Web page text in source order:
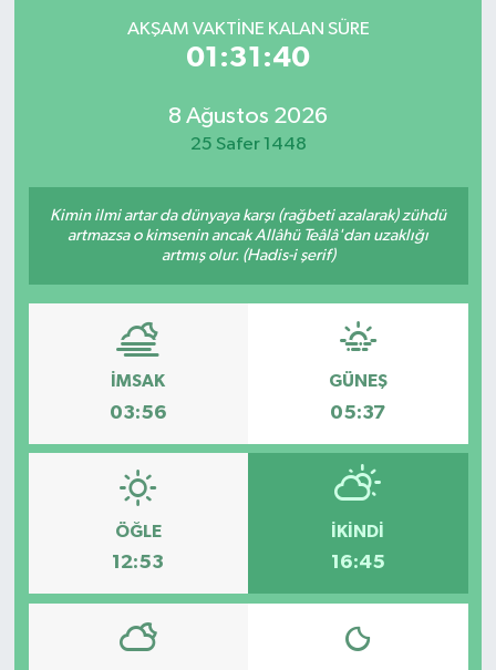
AKŞAM VAKTINE KALAN SÜRE
01:31:40
8 Ağustos 2026
25 Safer 1448
Kimin ilmi artar da dünyaya karşı (rağbeti azalarak) zühdü
artmazsa o kimsenin ancak Allâhü Teâlâ'dan uzaklığı
artmış olur. (Hadis-i şerif)
İMSAK
03:56
GÜNEŞ
05:37
ÖĞLE
12:53
İKINDI
16:45
KÜLTÜR SANAT
MAGAZİN
YEREL